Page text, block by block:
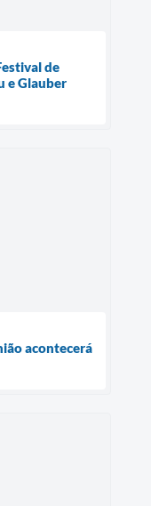
de
e Glauber
acontecerá